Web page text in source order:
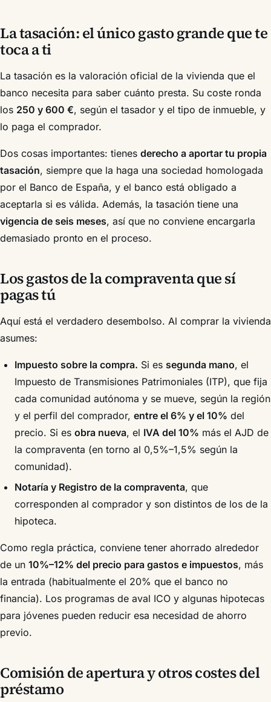
La tasación: el único gasto grande que te
toca a ti
La tasación es la valoración oficial de la vivienda que el
banco necesita para saber cuánto presta. Su coste ronda
los 250 y 600 €, según el tasador y el tipo de inmueble, y
lo paga el comprador.
Dos cosas importantes: tienes derecho a aportar tu propia
tasación, siempre que la haga una sociedad homologada
por el Banco de España, y el banco está obligado a
aceptarla si es válida. Además, la tasación tiene una
vigencia de seis meses, así que no conviene encargarla
demasiado pronto en el proceso.
Los gastos de la compraventa que sí
pagas tú
Aquí está el verdadero desembolso. Al comprar la vivienda
asumes:
Impuesto sobre la compra. Si es segunda mano, el
Impuesto de Transmisiones Patrimoniales (ITP), que fija
cada comunidad autónoma y se mueve, según la región
y el perfil del comprador, entre el 6% y el 10% del
precio. Si es obra nueva, el IVA del 10% más el AJD de
la compraventa (en torno al 0,5%–1,5% según la
comunidad).
Notaría y Registro de la compraventa, que
corresponden al comprador y son distintos de los de la
hipoteca.
Como regla práctica, conviene tener ahorrado alrededor
de un 10%–12% del precio para gastos e impuestos, más
la entrada (habitualmente el 20% que el banco no
financia). Los programas de aval ICO y algunas hipotecas
para jóvenes pueden reducir esa necesidad de ahorro
previo.
Comisión de apertura y otros costes del
préstamo